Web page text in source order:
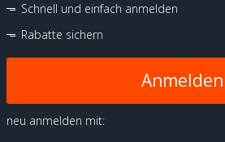
Schnell und einfach anmelden
Rabatte sichern
Anmelden
neu anmelden mit: